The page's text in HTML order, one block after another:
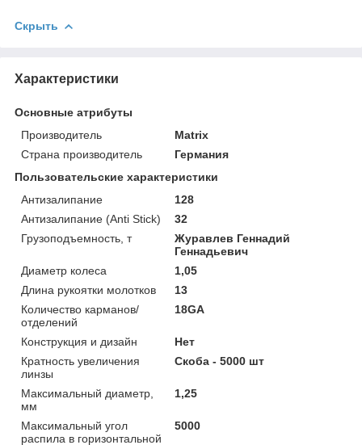
Скрыть
Характеристики
Основные атрибуты
Производитель
Matrix
Страна производитель
Германия
Пользовательские характеристики
Антизалипание
128
Антизалипание (Anti Stick)
32
Грузоподъемность, т
Журавлев Геннадий
Геннадьевич
Диаметр колеса
1,05
Длина рукоятки молотков
13
Количество карманов/
отделений
18GA
Конструкция и дизайн
Нет
Кратность увеличения
линзы
Скоба - 5000 шт
Максимальный диаметр,
мм
1,25
Максимальный угол
распила в горизонтальной
5000